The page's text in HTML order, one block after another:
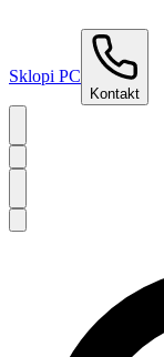
Sklopi PC
Kontakt